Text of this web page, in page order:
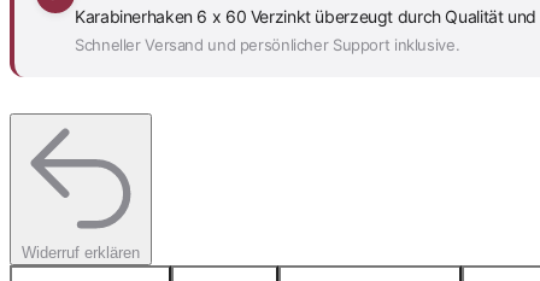
Karabinerhaken 6 x 60 Verzinkt überzeugt durch Qualität
Schneller Versand und persönlicher Support inklusive.
Widerruf erklären